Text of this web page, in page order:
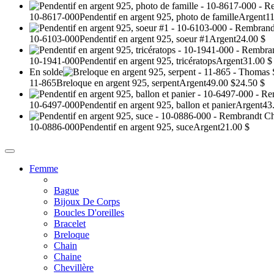
10-8617-000Pendentif en argent 925, photo de familleArgent
10-6103-000Pendentif en argent 925, soeur #1 Argent24.00 $
10-1941-000Pendentif en argent 925, tricératopsArgent31.00 $
En solde
11-865Breloque en argent 925, serpentArgent49.00 $24.50 $
10-6497-000Pendentif en argent 925, ballon et panierArgent
10-0886-000Pendentif en argent 925, suceArgent21.00 $
Femme
Bague
Bijoux De Corps
Boucles D'oreilles
Bracelet
Breloque
Chain
Chaine
Chevillère